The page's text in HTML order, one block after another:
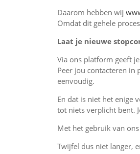
Daarom hebben wij
Omdat dit gehele
Laat je nieuwe
Via ons platform geeft
Peer jou contacteren in
eenvoudig.
En dat is niet het enige
tot niets verplicht bent.
Met het gebruik van
Twijfel dus niet langer,